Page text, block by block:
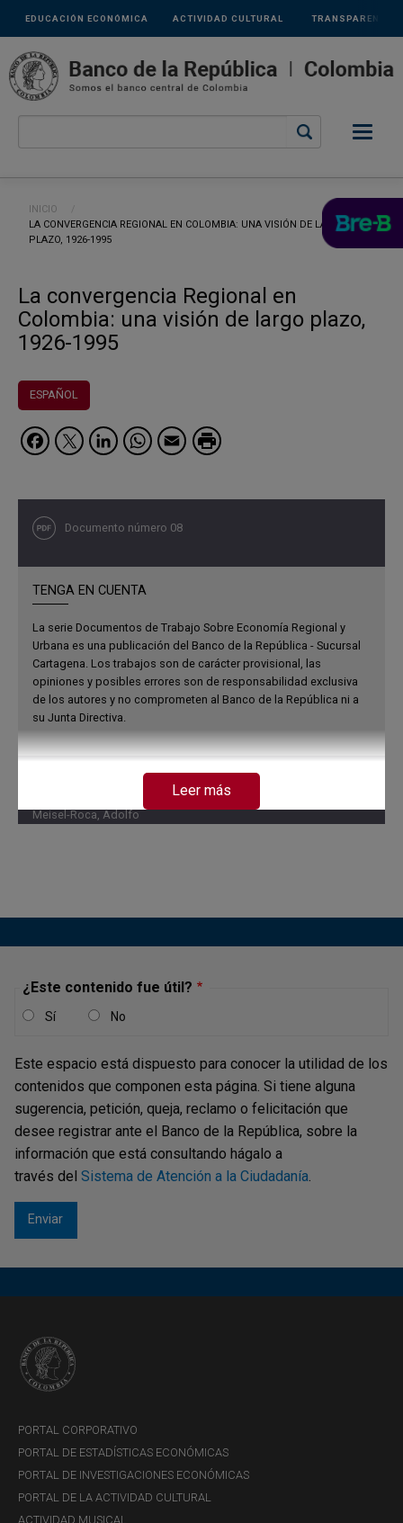
Pasar al contenido principal
Links
secundarios
ACTIVIDAD CULTURAL
EDUCACIÓN ECONÓMICA TRANSPARENCIA
Ruta de navegación
INICIO
CURRENT:
LA CONVERGENCIA REGIONAL EN COLOMBIA: UNA VISIÓN DE LARGO
PLAZO, 1926-1995
La convergencia Regional en
Colombia: una visión de largo plazo,
1926-1995
ESPAÑOL
Facebook
Twitter
LinkedIn
WhatsApp
Email
Documento número 08
TENGA EN CUENTA
La serie Documentos de Trabajo Sobre Economía Regional y
Urbana es una publicación del Banco de la República - Sucursal
Cartagena. Los trabajos son de carácter provisional, las
opiniones y posibles errores son de responsabilidad exclusiva
de los autores y no comprometen al Banco de la República ni a
su Junta Directiva.
Meisel-Roca, Adolfo
Leer más
¿Este contenido fue útil?
Sí No
Este espacio está dispuesto para conocer la utilidad de los
contenidos que componen esta página. Si tiene alguna
sugerencia, petición, queja, reclamo o felicitación que
desee registrar ante el Banco de la República, sobre la
información que está consultando hágalo a
través del Sistema de Atención a la Ciudadanía.
PORTAL CORPORATIVO
PORTAL DE ESTADÍSTICAS ECONÓMICAS
PORTAL DE INVESTIGACIONES ECONÓMICAS
PORTAL DE LA ACTIVIDAD CULTURAL
ACTIVIDAD MUSICAL